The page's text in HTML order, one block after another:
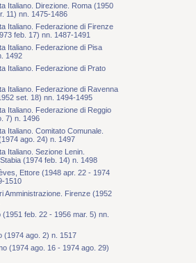
Italiano. Direzione. Roma (1950
11) nn. 1475-1486
Italiano. Federazione di Firenze
feb. 17) nn. 1487-1491
Italiano. Federazione di Pisa
1492
Italiano. Federazione di Prato
Italiano. Federazione di Ravenna
set. 18) nn. 1494-1495
Italiano. Federazione di Reggio
7) n. 1496
Italiano. Comitato Comunale.
ago. 24) n. 1497
Italiano. Sezione Lenin.
(1974 feb. 14) n. 1498
Ettore (1948 apr. 22 - 1974
1510
Amministrazione. Firenze (1952
(1951 feb. 22 - 1956 mar. 5) nn.
(1974 ago. 2) n. 1517
(1974 ago. 16 - 1974 ago. 29)